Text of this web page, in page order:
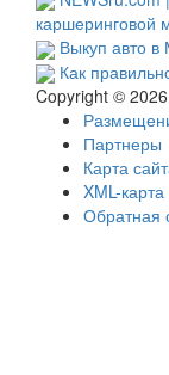
каршеринговой
Выкуп авто в
Как
Copyright © 2026
Партнеры
Карта
XML-карта
Обратная